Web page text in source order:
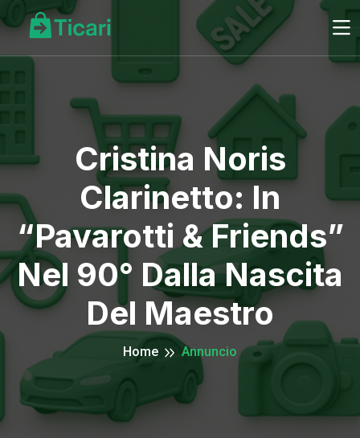
Cristina Noris
Clarinetto: In
“Pavarotti & Friends”
Nel 90° Dalla Nascita
Del Maestro
Home Annuncio